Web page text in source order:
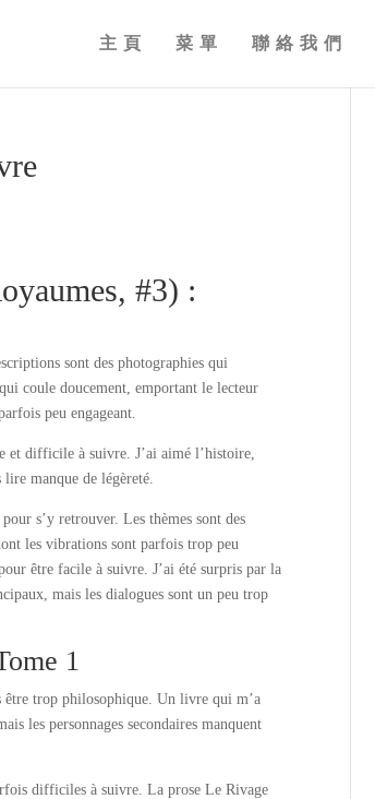
主頁 菜單 聯絡我們
#3) :
sont des photographies qui
coule doucement, emportant le lecteur
peu engageant.
et difficile à suivre. J’ai aimé l’histoire,
manque de légèreté.
s’y retrouver. Les thèmes sont des
les vibrations sont parfois trop peu
être facile à suivre. J’ai été surpris par la
mais les dialogues sont un peu trop
1
être trop philosophique. Un livre qui m’a
les personnages secondaires manquent
difficiles à suivre. La prose Le Rivage